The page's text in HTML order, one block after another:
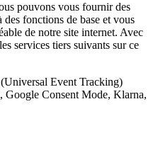
pouvons vous fournir des
fonctions de base et vous
de notre site internet. Avec
services tiers suivants sur ce
Event Tracking)
Google Consent Mode, Klarna,